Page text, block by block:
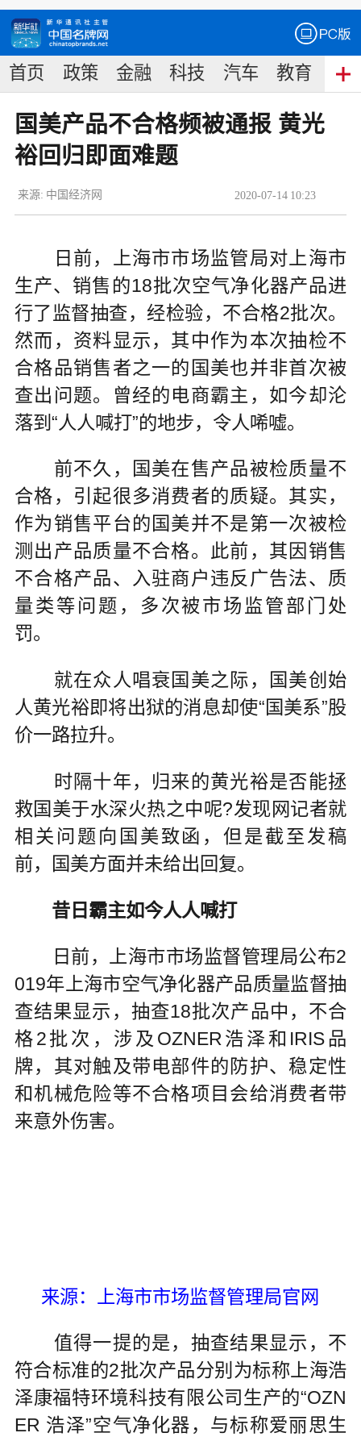
首页 政策 金融 科技 汽车 教育 食
国美产品不合格频被通报 黄光
裕回归即面难题
2020-07-14 10:23
来源: 中国经济网
日前，上海市市场监管局对上海市
生产、销售的18批次空气净化器产品进
行了监督抽查，经检验，不合格2批次。
然而，资料显示，其中作为本次抽检不
合格品销售者之一的国美也并非首次被
查出问题。曾经的电商霸主，如今却沦
落到“人人喊打”的地步，令人唏嘘。
前不久，国美在售产品被检质量不
合格，引起很多消费者的质疑。其实，
作为销售平台的国美并不是第一次被检
测出产品质量不合格。此前，其因销售
不合格产品、入驻商户违反广告法、质
量类等问题，多次被市场监管部门处
罚。
就在众人唱衰国美之际，国美创始
人黄光裕即将出狱的消息却使“国美系”股
价一路拉升。
时隔十年，归来的黄光裕是否能拯
救国美于水深火热之中呢?发现网记者就
相关问题向国美致函，但是截至发稿
前，国美方面并未给出回复。
昔日霸主如今人人喊打
日前，上海市市场监督管理局公布2
019年上海市空气净化器产品质量监督抽
查结果显示，抽查18批次产品中，不合
格2批次，涉及OZNER浩泽和IRIS品
牌，其对触及带电部件的防护、稳定性
和机械危险等不合格项目会给消费者带
来意外伤害。
来源：上海市市场监督管理局官网
值得一提的是，抽查结果显示，不
符合标准的2批次产品分别为标称上海浩
泽康福特环境科技有限公司生产的“OZN
ER 浩泽”空气净化器，与标称爱丽思生